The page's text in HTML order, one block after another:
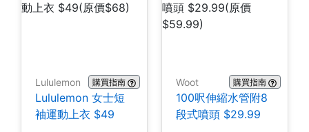
Lululemon 購買指南
Lululemon 女士短
袖運動上衣 $49
Woot 購買指南
100呎伸縮水管附8
段式噴頭 $29.99